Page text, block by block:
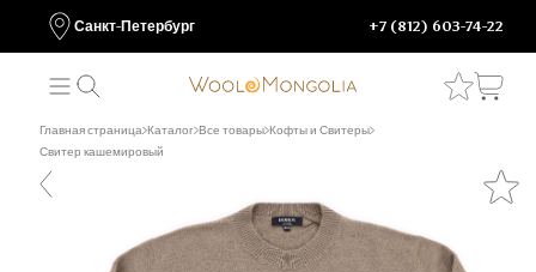
Санкт-Петербург +7 (812) 603-74-22
Главная страница Каталог Все товары Кофты и Свитеры
Свитер кашемировый